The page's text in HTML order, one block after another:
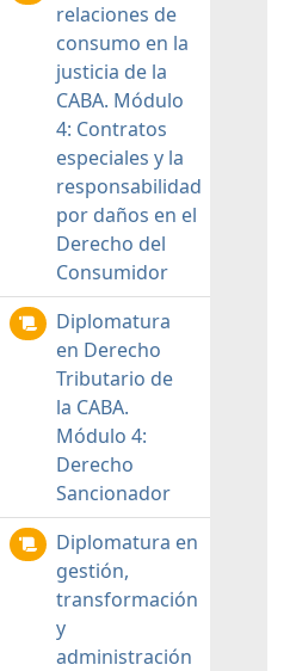
relaciones de
consumo en la
justicia de la
CABA. Módulo
4: Contratos
especiales y la
responsabilidad
por daños en el
Derecho del
Consumidor
Diplomatura
en Derecho
Tributario de
la CABA.
Módulo 4:
Derecho
Sancionador
Diplomatura en
gestión,
transformación
y
administración